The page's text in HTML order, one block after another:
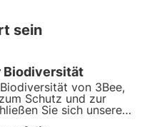
sein
Biodiversität
von 3Bee,
Schutz und zur
Sie sich unserer
wie Technologie und